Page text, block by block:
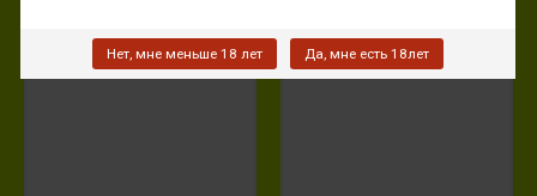
Нет, мне меньше 18 лет Да, мне есть 18лет